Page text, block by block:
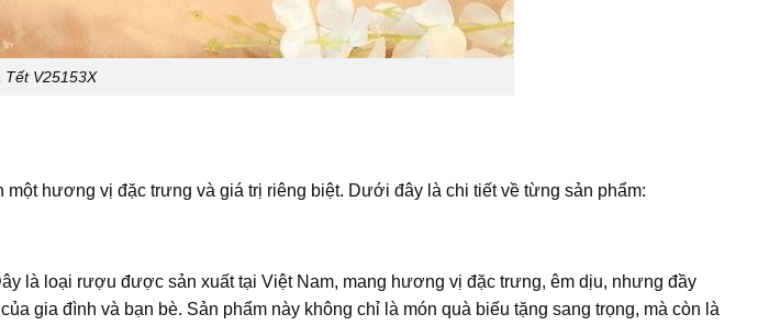
Tết V25153X
hương vị đặc trưng và giá trị riêng biệt. Dưới đây là chi tiết về từng sản phẩm:
là loại rượu được sản xuất tại Việt Nam, mang hương vị đặc trưng, êm dịu, nhưng đầy
gia đình và bạn bè. Sản phẩm này không chỉ là món quà biếu tặng sang trọng, mà còn là